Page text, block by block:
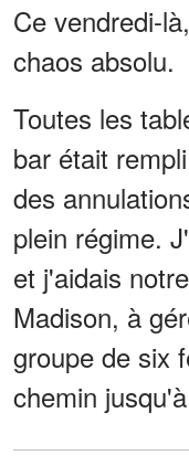
Ce vendredi-
chaos absolu.
Toutes les
bar était
des
plein régime.
et j'aidais
Madison, à
groupe de six
chemin